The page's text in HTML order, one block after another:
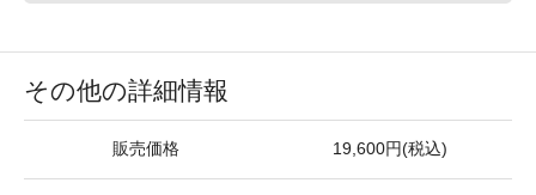
その他の詳細情報
販売価格 19,600円(税込)